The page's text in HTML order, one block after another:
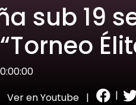
sub 19
Ver en Youtube | |